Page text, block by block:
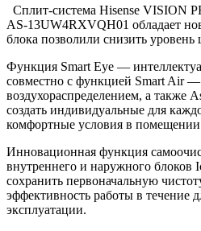
Сплит-система Hisense VISION
AS-13UW4RXVQH01 обладает
блока позволили снизить
Функция Smart Eye —
совместно с функцией Smart Air
воздухораспределением, а также
создать индивидуальные для
комфортные условия в
Инновационная функция
внутреннего и наружного блоков
сохранить первоначальную
эффективность работы в течение
эксплуатации.